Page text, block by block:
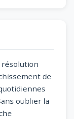
résolution
de
oublier la